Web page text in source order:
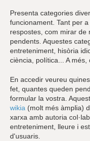
Presenta categories
funcionament. Tant per
respostes, com mirar de
pendents. Aquestes
entreteniment, hisòria
ciència, política... A més,
En accedir veureu
fet, quantes queden
formular la vostra.
wikia (molt més àmplia)
xarxa amb autoria
entreteniment, lleure i
d'usuaris.